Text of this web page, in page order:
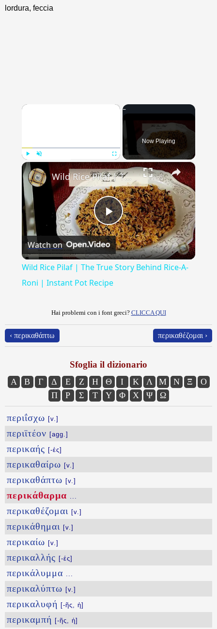
lordura, feccia
×
Play Fullscreen
Now Playing
×
Play
Video
Wild Rice Pilaf | The True Story Behind Rice-A-Roni | Instant Pot Recipe
Watch on
Wild Rice Pilaf | The True Story Behind Rice-A-
Roni | Instant Pot Recipe
Hai problemi con i font greci? CLICCA QUI
‹ περικαθάπτω περικαθέζομαι ›
Sfoglia il dizionario
Α Β Γ Δ Ε Ζ Η Θ Ι Κ Λ Μ Ν Ξ
Ο
Π
Ρ Σ Τ Υ Φ Χ Ψ Ω
περιΐσχω [v.]
περιϊτέον [agg.]
περικαής [-ές]
περικαθαίρω [v.]
περικαθάπτω [v.]
περικάθαρμα ...
περικαθέζομαι [v.]
περικάθημαι [v.]
περικαίω [v.]
περικαλλής [-ές]
περικάλυμμα ...
περικαλύπτω [v.]
περικαλυφή [-ῆς, ἡ]
περικαμπή [-ῆς, ἡ]